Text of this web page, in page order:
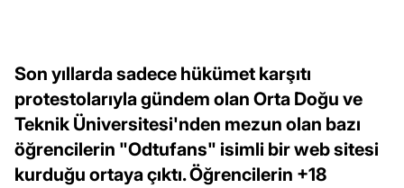
Son yıllarda sadece hükümet karşıtı
protestolarıyla gündem olan Orta Doğu ve
Teknik Üniversitesi'nden mezun olan bazı
öğrencilerin "Odtufans" isimli bir web sitesi
kurduğu ortaya çıktı. Öğrencilerin +18